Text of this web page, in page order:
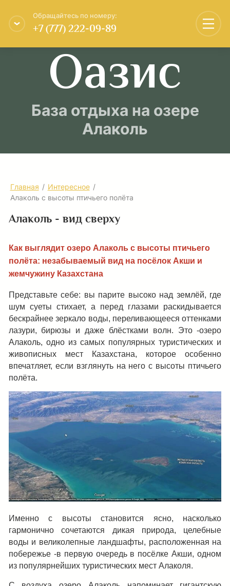
Обращайтесь по номеру:
+7 (777) 222-09-89
Оазис
База отдыха на озере
Алаколь
Главная / Интересное /
Алаколь с высоты птичьего полёта
Алаколь - вид сверху
Как выглядит озеро Алаколь с высоты птичьего
полёта: незабываемый вид на посёлок Акши и
жемчужину Казахстана
Представьте себе: вы парите высоко над землёй, где
шум суеты стихает, а перед глазами раскидывается
бескрайнее зеркало воды, переливающееся оттенками
лазури, бирюзы и даже блёстками волн. Это -озеро
Алаколь, одно из самых популярных туристических и
живописных мест Казахстана, которое особенно
впечатляет, если взглянуть на него с высоты птичьего
полёта.
Именно с высоты становится ясно, насколько
гармонично сочетаются дикая природа, целебные
воды и великолепные ландшафты, расположенная на
побережье -в первую очередь в посёлке Акши, одном
из популярнейших туристических мест Алаколя.